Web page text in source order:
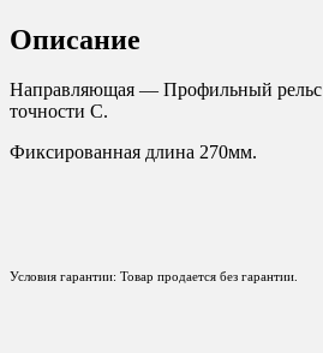
Описание
Направляющая — Профильный рельс
точности С.
Фиксированная длина 270мм.
Условия гарантии: Товар продается без гарантии.